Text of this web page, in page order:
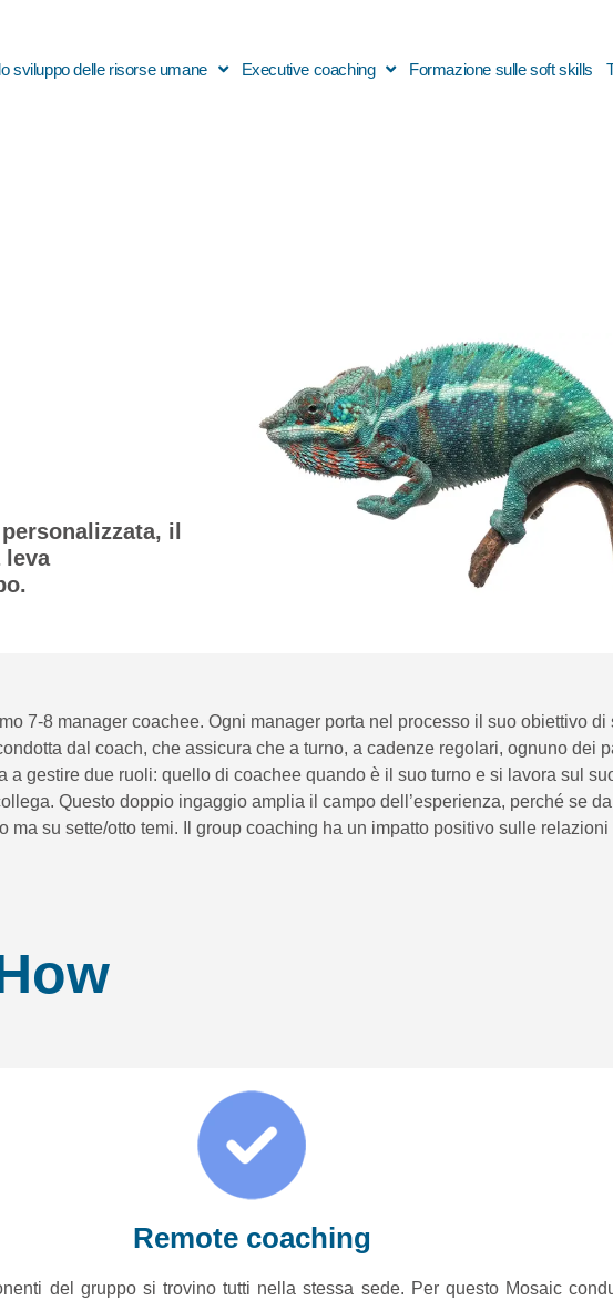
sviluppo delle risorse umane Executive coaching Formazione sulle soft skills
il
leva
7-8 manager coachee. Ogni manager porta nel processo il suo obiettivo
dal coach, che assicura che a turno, a cadenze regolari, ognuno dei
a gestire due ruoli: quello di coachee quando è il suo turno e si lavora sul
Questo doppio ingaggio amplia il campo dell’esperienza, perché se
ma su sette/otto temi. Il group coaching ha un impatto positivo sulle
Remote coaching
del gruppo si trovino tutti nella stessa sede. Per questo Mosaic